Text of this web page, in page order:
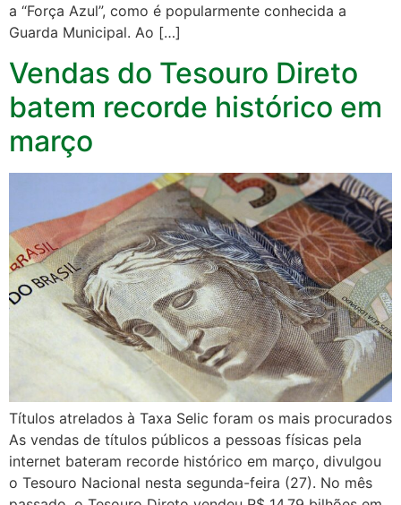
a “Força Azul”, como é popularmente conhecida a
Guarda Municipal. Ao […]
Vendas do Tesouro Direto
batem recorde histórico em
março
Títulos atrelados à Taxa Selic foram os mais procurados
As vendas de títulos públicos a pessoas físicas pela
internet bateram recorde histórico em março, divulgou
o Tesouro Nacional nesta segunda-feira (27). No mês